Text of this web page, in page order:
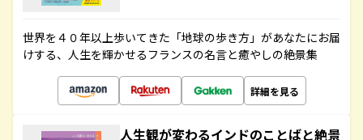
世界を４０年以上歩いてきた「地球の歩き方」があなたにお届
けする、人生を輝かせるフランスの名言と癒やしの絶景集
詳細を見る
人生観が変わるインドのことばと絶景